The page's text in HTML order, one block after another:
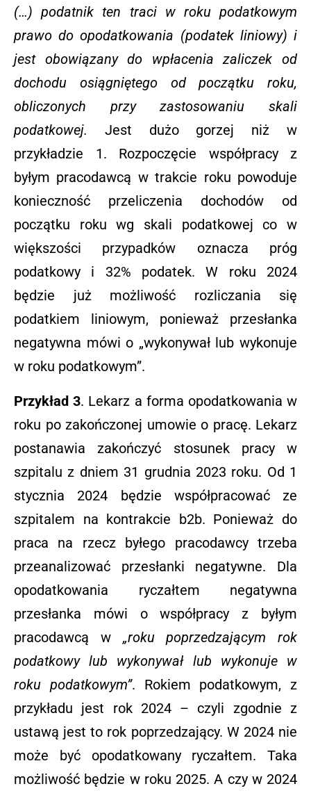
(…) podatnik ten traci w roku podatkowym
prawo do opodatkowania (podatek liniowy) i
jest obowiązany do wpłacenia zaliczek od
dochodu osiągniętego od początku roku,
obliczonych przy zastosowaniu skali
podatkowej. Jest dużo gorzej niż w
przykładzie 1. Rozpoczęcie współpracy z
byłym pracodawcą w trakcie roku powoduje
konieczność przeliczenia dochodów od
początku roku wg skali podatkowej co w
większości przypadków oznacza próg
podatkowy i 32% podatek. W roku 2024
będzie już możliwość rozliczania się
podatkiem liniowym, ponieważ przesłanka
negatywna mówi o „wykonywał lub wykonuje
w roku podatkowym”.
Przykład 3. Lekarz a forma opodatkowania w
roku po zakończonej umowie o pracę. Lekarz
postanawia zakończyć stosunek pracy w
szpitalu z dniem 31 grudnia 2023 roku. Od 1
stycznia 2024 będzie współpracować ze
szpitalem na kontrakcie b2b. Ponieważ do
praca na rzecz byłego pracodawcy trzeba
przeanalizować przesłanki negatywne. Dla
opodatkowania ryczałtem negatywna
przesłanka mówi o współpracy z byłym
pracodawcą w „roku poprzedzającym rok
podatkowy lub wykonywał lub wykonuje w
roku podatkowym”. Rokiem podatkowym, z
przykładu jest rok 2024 – czyli zgodnie z
ustawą jest to rok poprzedzający. W 2024 nie
może być opodatkowany ryczałtem. Taka
możliwość będzie w roku 2025. A czy w 2024